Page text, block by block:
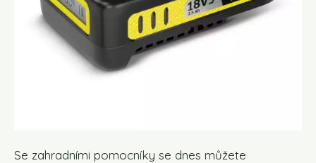
Se zahradními pomocníky se dnes můžete